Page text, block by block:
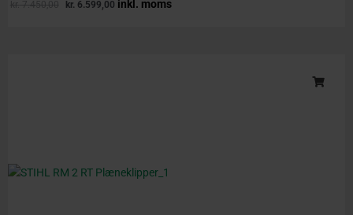
kr. 6.599,00 inkl. moms